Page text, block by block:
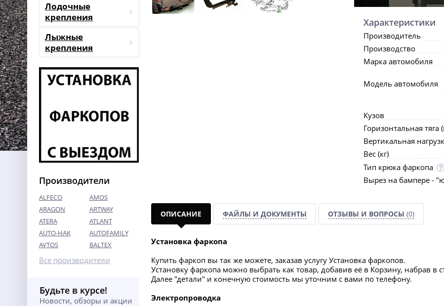
Лодочные
крепления
Лыжные
крепления
Производители
ALFECO
AMOS
ARAGON
ARTWAY
ATERA
ATLANT
AUTO-HAK
AUTOFAMILY
AVTOS
BALTEX
Все производители
Будьте в курсе!
Новости, обзоры и акции
Характеристики
Производитель
Производство
Марка автомобиля
Модель автомобиля
Кузов
Горизонтальная тяга
Вертикальная
Вес (кг)
Тип крюка фаркопа
Вырез на бампере -
ОПИСАНИЕ ФАЙЛЫ И ДОКУМЕНТЫ ОТЗЫВЫ И ВОПРОСЫ (0)
Установка фаркопа
Купить фаркоп вы так же можете, заказав услугу Установка фаркопов.
Установку фаркопа можно выбрать как товар, добавив её в Корзину, набрав в
Далее "детали" и конечную стоимость мы уточним с вами по телефону.
Электропроводка